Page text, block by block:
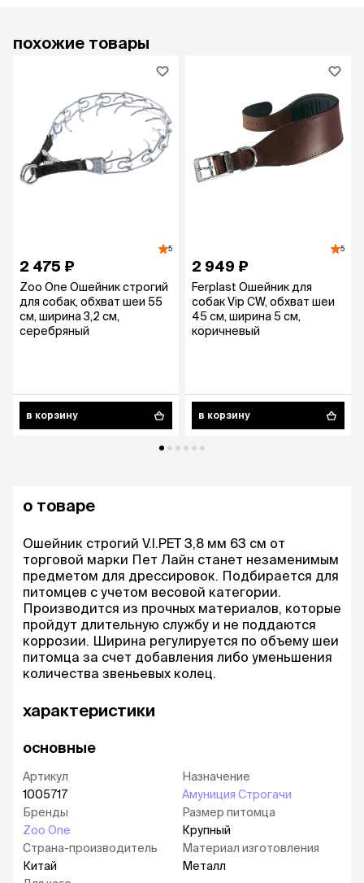
похожие товары
5
2 475 ₽
Zoo One Ошейник строгий
для собак, обхват шеи 55
см, ширина 3,2 см,
серебряный
в корзину
5
2 949 ₽
Ferplast Ошейник для
собак Vip CW, обхват шеи
45 см, ширина 5 см,
коричневый
в корзину
о товаре
Ошейник строгий V.I.PET 3,8 мм 63 см от
торговой марки Пет Лайн станет незаменимым
предметом для дрессировок. Подбирается для
питомцев с учетом весовой категории.
Производится из прочных материалов, которые
пройдут длительную службу и не поддаются
коррозии. Ширина регулируется по объему шеи
питомца за счет добавления либо уменьшения
количества звеньевых колец.
характеристики
основные
Артикул
1005717
Бренды
Zoo One
Страна-производитель
Китай
Назначение
Амуниция Строгачи
Размер питомца
Крупный
Материал изготовления
Металл